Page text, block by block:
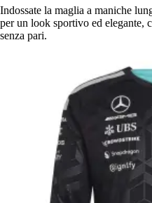
Indossate la maglia a maniche
per un look sportivo ed elegante,
senza pari.